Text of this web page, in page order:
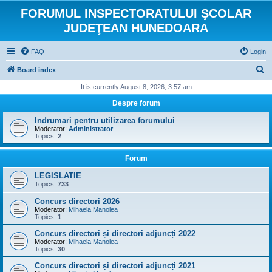
FORUMUL INSPECTORATULUI ŞCOLAR
JUDEŢEAN HUNEDOARA
FAQ Login
Board index
r
h
It is currently August 8, 2026, 3:57 am
Despre forum
Indrumari pentru utilizarea forumului
Moderator: Administrator
Topics: 2
Forum
LEGISLATIE
Topics: 733
Concurs directori 2026
Moderator: Mihaela Manolea
Topics: 1
Concurs directori și directori adjuncți 2022
Moderator: Mihaela Manolea
Topics: 30
Concurs directori și directori adjuncți 2021